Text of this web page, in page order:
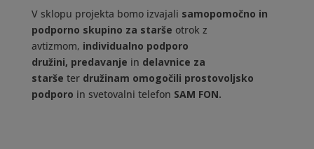
V sklopu projekta bomo izvajali samopomočno in
podporno skupino za starše otrok z
avtizmom, individualno podporo
družini, predavanje in delavnice za
starše ter družinam omogočili prostovoljsko
podporo in svetovalni telefon SAM FON.